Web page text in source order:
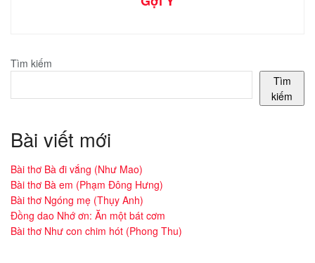
Tìm kiếm
Tìm
kiếm
Bài viết mới
Bài thơ Bà đi vắng (Như Mao)
Bài thơ Bà em (Phạm Đông Hưng)
Bài thơ Ngóng mẹ (Thụy Anh)
Đồng dao Nhớ ơn: Ăn một bát cơm
Bài thơ Như con chim hót (Phong Thu)